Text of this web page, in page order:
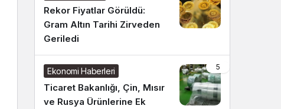
Rekor Fiyatlar Görüldü:
Gram Altın Tarihi Zirveden
Geriledi
5
Ekonomi Haberleri
Ticaret Bakanlığı, Çin, Mısır
ve Rusya Ürünlerine Ek